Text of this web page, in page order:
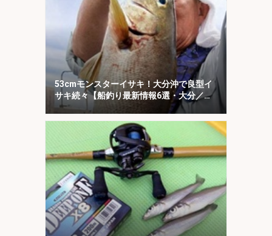
53cmモンスターイサキ！大分沖で良型イ
サキ続々【船釣り最新情報6選・大分／熊
本】